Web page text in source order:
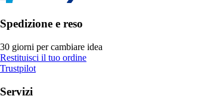
Spedizione e reso
30 giorni per cambiare idea
Restituisci il tuo ordine
Trustpilot
Servizi